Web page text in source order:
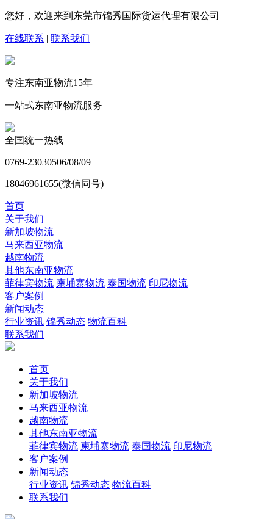
您好，欢迎来到东莞市锦秀国际货运代理有限公司
在线联系 | 联系我们
专注东南亚物流15年
一站式东南亚物流服务
全国统一热线
0769-23030506/08/09
18046961655(微信同号)
首页
关于我们
新加坡物流
马来西亚物流
越南物流
其他东南亚物流
菲律宾物流 柬埔寨物流 泰国物流 印尼物流
客户案例
新闻动态
行业资讯 锦秀动态 物流百科
联系我们
首页
关于我们
新加坡物流
马来西亚物流
越南物流
其他东南亚物流
菲律宾物流 柬埔寨物流 泰国物流 印尼物流
客户案例
新闻动态
行业资讯 锦秀动态 物流百科
联系我们